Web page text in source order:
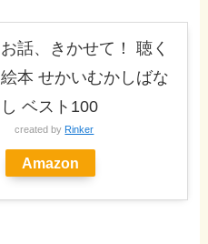
お話、きかせて！ 聴く
絵本 せかいむかしばな
し ベスト100
created by Rinker
Amazon